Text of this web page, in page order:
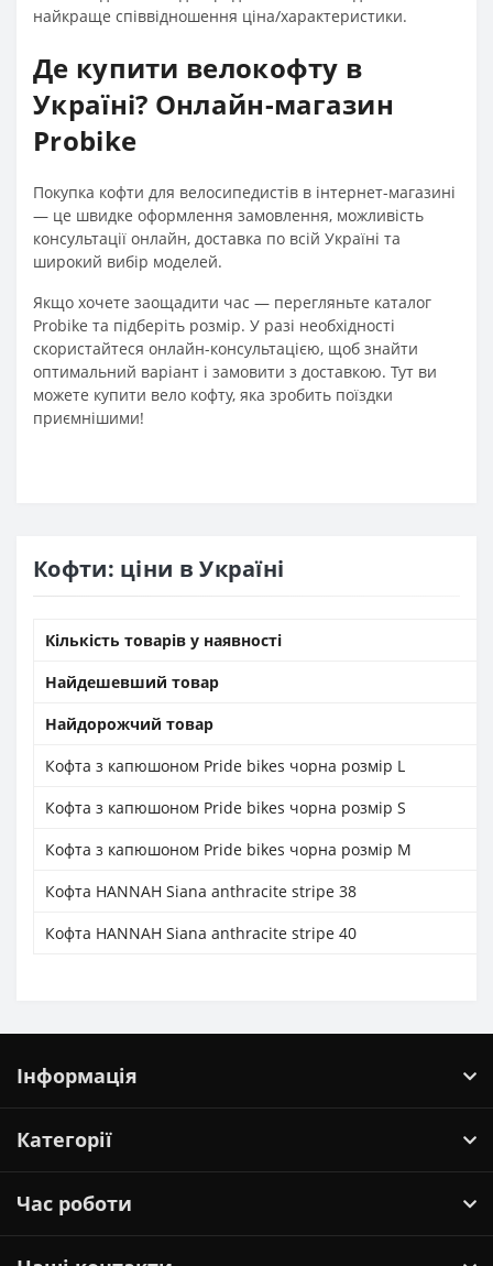
найкраще співвідношення ціна/характеристики.
Де купити велокофту в
Україні? Онлайн-магазин
Probike
Покупка кофти для велосипедистів в інтернет-магазині
— це швидке оформлення замовлення, можливість
консультації онлайн, доставка по всій Україні та
широкий вибір моделей.
Якщо хочете заощадити час — перегляньте каталог
Probike та підберіть розмір. У разі необхідності
скористайтеся онлайн-консультацією, щоб знайти
оптимальний варіант і замовити з доставкою. Тут ви
можете купити вело кофту, яка зробить поїздки
приємнішими!
Кофти: ціни в Україні
Кількість товарів у наявності
Найдешевший товар
Найдорожчий товар
Кофта з капюшоном Pride bikes чорна розмір L
Кофта з капюшоном Pride bikes чорна розмір S
Кофта з капюшоном Pride bikes чорна розмір M
Кофта HANNAH Siana anthracite stripe 38
Кофта HANNAH Siana anthracite stripe 40
Інформація
Категорії
Час роботи